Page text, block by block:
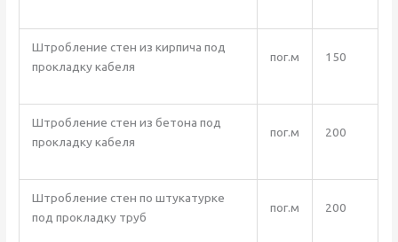
Штробление стен из кирпича под
прокладку кабеля
пог.м 150
Штробление стен из бетона под
прокладку кабеля
пог.м 200
Штробление стен по штукатурке
под прокладку труб
пог.м 200